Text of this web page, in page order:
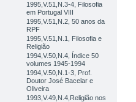
1995,V.51,N.3-4, Filosofia
em Portugal VIII
1995,V.51,N.2, 50 anos da
RPF
1995,V.51,N.1, Filosofia e
Religião
1994,V.50,N.4, Índice 50
volumes 1945-1994
1994,V.50,N.1-3, Prof.
Doutor José Bacelar e
Oliveira
1993,V.49,N.4,Religião nos